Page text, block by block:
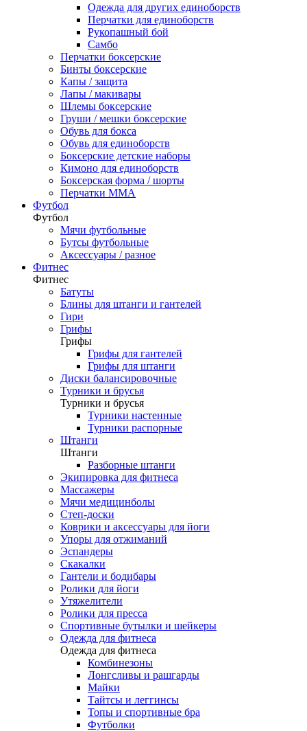
Одежда для других единоборств
Перчатки для единоборств
Рукопашный бой
Самбо
Перчатки боксерские
Бинты боксерские
Капы / защита
Лапы / макивары
Шлемы боксерские
Груши / мешки боксерские
Обувь для бокса
Обувь для единоборств
Боксерские детские наборы
Кимоно для единоборств
Боксерская форма / шорты
Перчатки ММА
Футбол
Футбол
Мячи футбольные
Бутсы футбольные
Аксессуары / разное
Фитнес
Фитнес
Батуты
Блины для штанги и гантелей
Гири
Грифы
Грифы
Грифы для гантелей
Грифы для штанги
Диски балансировочные
Турники и брусья
Турники и брусья
Турники настенные
Турники распорные
Штанги
Штанги
Разборные штанги
Экипировка для фитнеса
Массажеры
Мячи медицинболы
Степ-доски
Коврики и аксессуары для йоги
Упоры для отжиманий
Эспандеры
Скакалки
Гантели и бодибары
Ролики для йоги
Утяжелители
Ролики для пресса
Спортивные бутылки и шейкеры
Одежда для фитнеса
Одежда для фитнеса
Комбинезоны
Лонгсливы и рашгарды
Майки
Тайтсы и леггинсы
Топы и спортивные бра
Футболки